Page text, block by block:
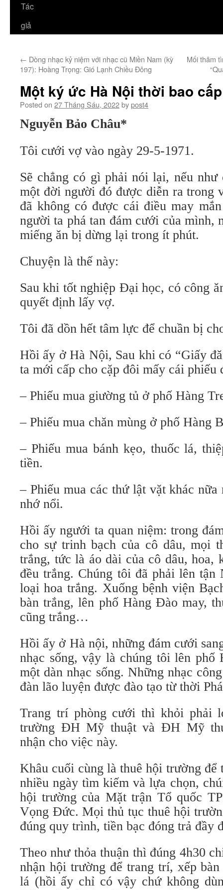
Tác
giả
← Dòng nhạc kỷ niệm với nhạc cũ Miền Nam (kỳ
197): Hoàng Trọng: Gió Lạnh Chiều Đông
Mối thâm
Một ký ức Hà Nội thời bao cấp
Posted on 27 Tháng Sáu, 2022bypost4
Nguyễn Bảo Châu*
Tôi cưới vợ vào ngày 29-5-1971.
Sẽ chẳng có gì phải nói lại, nếu
một đời người đó được diễn ra trong
đã không có được cái điều may
người ta phá tan đám cưới của mình,
miếng ăn bị dừng lại trong ít phút.
Chuyện là thế này:
Sau khi tốt nghiệp Đại học, có công
quyết định lấy vợ.
Tôi đã dồn hết tâm lực để chuần bị
Hồi ấy ở Hà Nội, Sau khi có “Giấy
ta mới cấp cho cặp đôi mấy cái phiếu
– Phiếu mua giường tủ ở phố Hàng
– Phiếu mua chăn mùng ở phố Hàng
– Phiếu mua bánh kẹo, thuốc lá,
tiền.
– Phiếu mua các thứ lật vặt khác
nhớ nổi.
Hồi ấy ngưới ta quan niệm: trong
cho sự trinh bạch của cô dâu, mọi
trắng, tức là áo dài của cô dâu,
đều trắng. Chúng tôi đã phải lên tận
loại hoa trắng. Xuống bệnh viện
bàn trắng, lên phố Hàng Đào may,
cũng trắng…
Hồi ấy ở Hà nội, những đám cưới
nhạc sống, vậy là chúng tôi lên phố
một dàn nhạc sống. Những nhạc
đàn lão luyện được đào tạo từ thời
Trang trí phòng cưới thì khỏi phải
trường ĐH Mỹ thuật và ĐH Mỹ
nhận cho việc này.
Khâu cuối cùng là thuê hội trường để
nhiều ngày tìm kiếm và lựa chọn,
hội trường của Mặt trận Tổ quốc
Vọng Đức. Mọi thủ tục thuê hội
đúng quy trình, tiền bạc đóng trả đầy
Theo như thỏa thuận thì đúng 4h30
nhận hội trường để trang trí, xếp
lá (hồi ấy chỉ có vậy chứ không